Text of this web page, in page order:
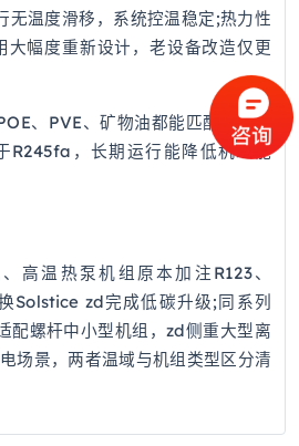
无温度滑移，系统控温稳定;热力性
大幅度重新设计，老设备改造仅更
、PVE、矿物油都能匹配，余热
R245fa，长期运行能降低机组能
高温热泵机组原本加注R123、
Solstice zd完成低碳升级;同系列
配螺杆中小型机组，zd侧重大型离
场景，两者温域与机组类型区分清